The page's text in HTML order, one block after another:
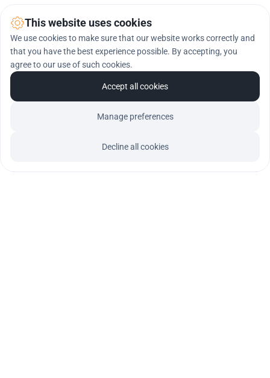
Potrzebujesz szerszego zakresu
współpracy mogą zostać zwiększone oraz
This website uses cookies
We use cookies to make sure that our website works correctly and
that you have the best experience possible. By accepting, you
agree to our use of such cookies.
Decline all cookies
Manage preferences
Accept all cookies